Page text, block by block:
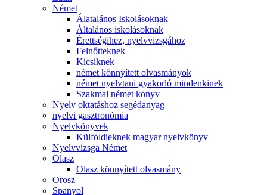
Német
Álatalános Iskolásoknak
Általános iskolásoknak
Érettségihez, nyelvvizsgához
Felnőtteknek
Kicsiknek
német könnyített olvasmányok
német nyelvtani gyakorló mindenkinek
Szakmai német könyv
Nyelv oktatáshoz segédanyag
nyelvi gasztronómia
Nyelvkönyvek
Külföldieknek magyar nyelvkönyv
Nyelvvizsga Német
Olasz
Olasz könnyített olvasmány
Orosz
Spanyol